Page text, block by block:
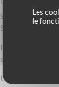
Si vous voulez
Sécurisés (ANTS)
Il s’agit de
demande car
le
Une fois sur le
Les
le